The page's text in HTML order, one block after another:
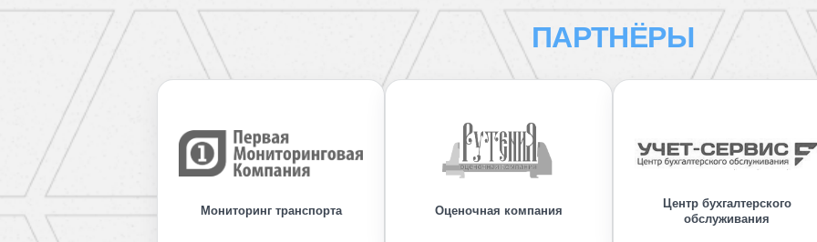
ПАРТНЁРЫ
Мониторинг транспорта Оценочная компания
Центр бухгалтерского
обслуживания